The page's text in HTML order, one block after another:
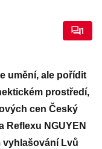
1
umění, ale pořídit
prostředí,
cen Český
Reflexu NGUYEN
vyhlašování Lvů